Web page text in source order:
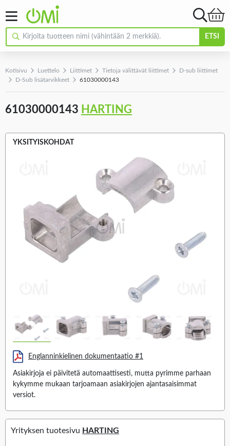
ETSI
Kotisivu Luettelo Liittimet Tietoja välittävät liittimet
D-sub liittimet
D-Sub lisätarvikkeet
61030000143
61030000143 HARTING
YKSITYISKOHDAT
Englanninkielinen dokumentaatio #1
Asiakirjoja ei päivitetä automaattisesti, mutta pyrimme parhaan
kykymme mukaan tarjoamaan asiakirjojen ajantasaisimmat
versiot.
Yrityksen tuotesivu HARTING